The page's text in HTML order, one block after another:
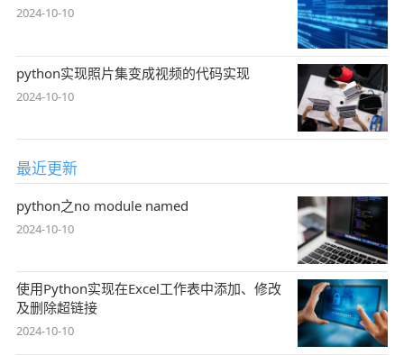
2024-10-10
python实现照片集变成视频的代码实现
2024-10-10
最近更新
python之no module named
2024-10-10
使用Python实现在Excel工作表中添加、修改
及删除超链接
2024-10-10